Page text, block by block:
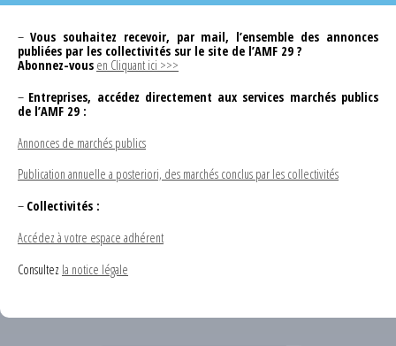
– Vous souhaitez recevoir, par mail, l’ensemble des annonces
publiées par les collectivités sur le site de l’AMF 29 ?
Abonnez-vous en Cliquant ici >>>
– Entreprises, accédez directement aux services marchés publics
de l’AMF 29 :
Annonces de marchés publics
Publication annuelle a posteriori, des marchés conclus par les collectivités
– Collectivités :
Accédez à votre espace adhérent
Consultez la notice légale